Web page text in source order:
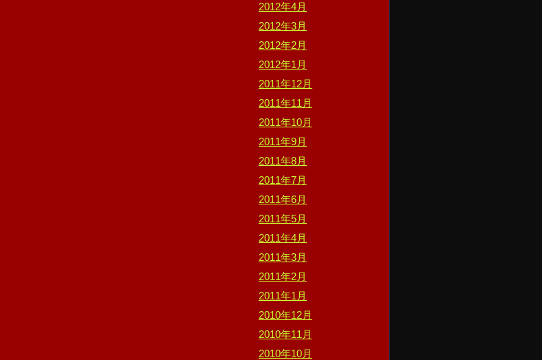
2012年4月
2012年3月
2012年2月
2012年1月
2011年12月
2011年11月
2011年10月
2011年9月
2011年8月
2011年7月
2011年6月
2011年5月
2011年4月
2011年3月
2011年2月
2011年1月
2010年12月
2010年11月
2010年10月